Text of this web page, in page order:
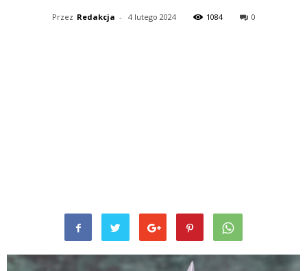
Przez Redakcja - 4 lutego 2024 1084 0